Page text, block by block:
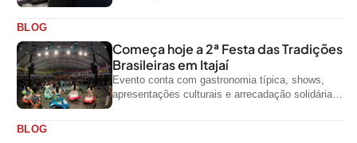
BLOG
Começa hoje a 2ª Festa das Tradições
Brasileiras em Itajaí
Evento conta com gastronomia típica, shows,
apresentações culturais e arrecadação solidária
BLOG